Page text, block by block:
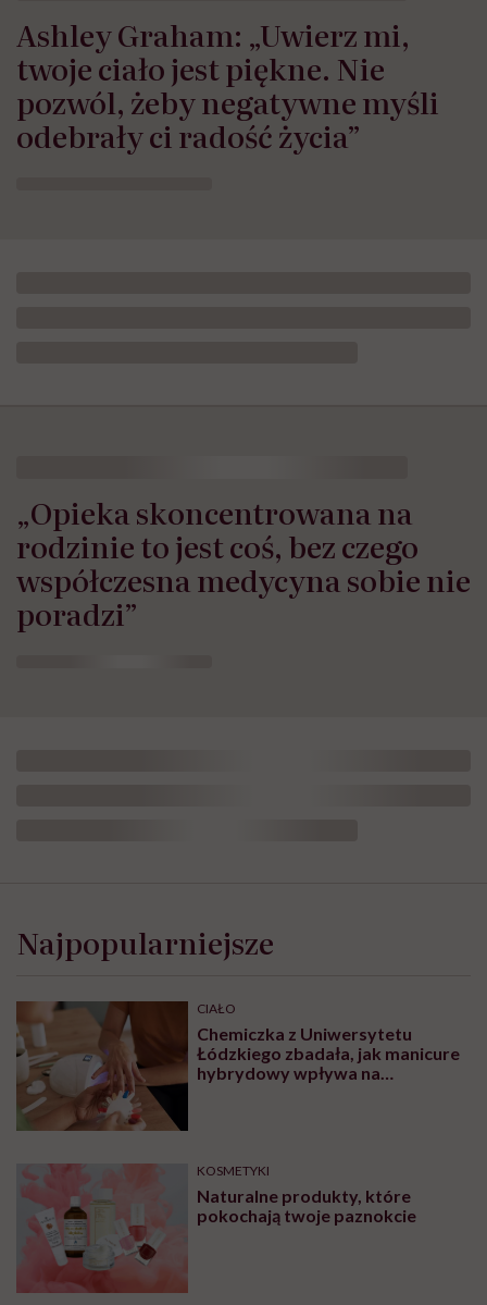
Ashley Graham: „Uwierz mi,
twoje ciało jest piękne. Nie
pozwól, żeby negatywne myśli
odebrały ci radość życia”
„Opieka skoncentrowana na
rodzinie to jest coś, bez czego
współczesna medycyna sobie nie
poradzi”
Najpopularniejsze
CIAŁO
Chemiczka z Uniwersytetu
Łódzkiego zbadała, jak manicure
hybrydowy wpływa na
KOSMETYKI
Naturalne produkty, które
pokochają twoje paznokcie